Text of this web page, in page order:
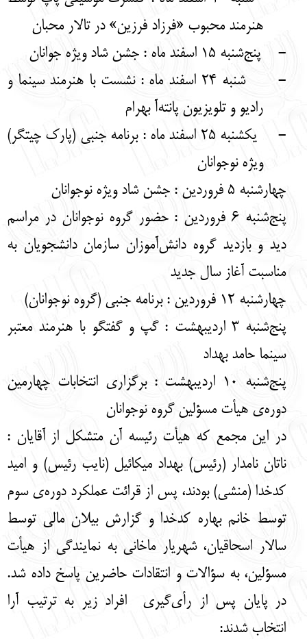
هنرمند محبوب «فرزاد فرزین» در تالار محبان
-
پنج‌شنبه 15 اسفند ماه : جشن شاد ویژه جوانان
-
شنبه 24 اسفند ماه : نشست با هنرمند سینما و
رادیو و تلویزیون پانته‌آ بهرام
-
یکشنبه 25 اسفند ماه : برنامه جنبی (پارک چیتگر)
ویژه نوجوانان
چهارشنبه 5 فروردین : جشن شاد ویژه نوجوانان
پنج‌شنبه 6 فروردین : حضور گروه نوجوانان در مراسم
دید و بازدید گروه دانش‌آموزان سازمان دانشجویان به
مناسبت آغاز سال جدید
چهارشنبه 12 فروردین : برنامه جنبی (گروه نوجوانان)
پنج‌شنبه 3 اردیبهشت : گپ و گفتگو با هنرمند معتبر
سینما حامد بهداد
پنج‌شنبه 10 اردیبهشت : برگزاری انتخابات چهارمین
دوره‌ی هیأت مسؤلین گروه نوجوانان
در این مجمع که هیأت رئیسه آن متشکل از آقایان :
ناتان نامدار (رئیس) بهداد میکائیل (نایب رئیس) و امید
کدخدا (منشی) بودند، پس از قرائت عملکرد دوره‌ی سوم
توسط خانم بهاره کدخدا و گزارش بیلان مالی توسط
سالار اسحاقیان، شهریار ماخانی به نمایندگی از هیأت
مسؤلین، به سؤالات و انتقادات حاضرین پاسخ داده شد.
در پایان پس از رأی‌گیری افراد زیر به ترتیب آرا
انتخاب شدند: